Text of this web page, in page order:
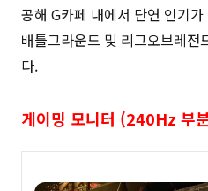
공해 G카페 내에서 단연 인기
배틀그라운드 및 리그오브레전
다.
게이밍 모니터 (240Hz 부